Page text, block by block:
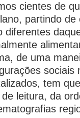
cientes de
partindo
diferentes
de uma
sociais
tem
leitura, da